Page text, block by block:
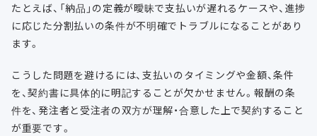
たとえば、「納品」の定義が曖昧で支払いが遅れるケースや、進捗
に応じた分割払いの条件が不明確でトラブルになることがあり
ます。
こうした問題を避けるには、支払いのタイミングや金額、条件
を、契約書に具体的に明記することが欠かせません。報酬の条
件を、発注者と受注者の双方が理解・合意した上で契約すること
が重要です。